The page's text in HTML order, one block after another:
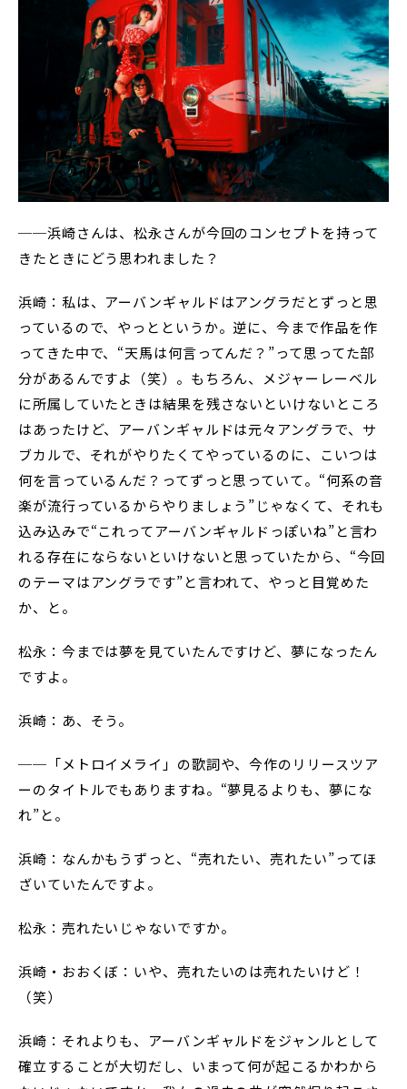
──浜崎さんは、松永さんが今回のコンセプトを持って
きたときにどう思われました？
浜崎：私は、アーバンギャルドはアングラだとずっと思
っているので、やっとというか。逆に、今まで作品を作
ってきた中で、“天馬は何言ってんだ？”って思ってた部
分があるんですよ（笑）。もちろん、メジャーレーベル
に所属していたときは結果を残さないといけないところ
はあったけど、アーバンギャルドは元々アングラで、サ
ブカルで、それがやりたくてやっているのに、こいつは
何を言っているんだ？ってずっと思っていて。“何系の音
楽が流行っているからやりましょう”じゃなくて、それも
込み込みで“これってアーバンギャルドっぽいね”と言わ
れる存在にならないといけないと思っていたから、“今回
のテーマはアングラです”と言われて、やっと目覚めた
か、と。
松永：今までは夢を見ていたんですけど、夢になったん
ですよ。
浜崎：あ、そう。
──「メトロイメライ」の歌詞や、今作のリリースツア
ーのタイトルでもありますね。“夢見るよりも、夢にな
れ”と。
浜崎：なんかもうずっと、“売れたい、売れたい”ってほ
ざいていたんですよ。
松永：売れたいじゃないですか。
浜崎・おおくぼ：いや、売れたいのは売れたいけど！
（笑）
浜崎：それよりも、アーバンギャルドをジャンルとして
確立することが大切だし、いまって何が起こるかわから